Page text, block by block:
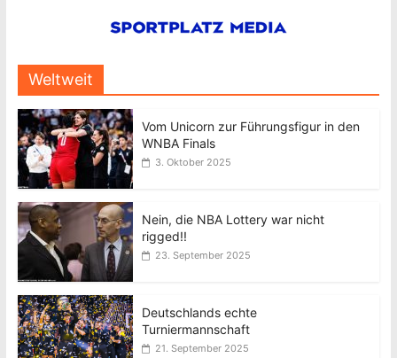
Weltweit
Vom Unicorn zur Führungsfigur in den
WNBA Finals
3. Oktober 2025
Nein, die NBA Lottery war nicht
rigged!!
23. September 2025
Deutschlands echte
Turniermannschaft
21. September 2025